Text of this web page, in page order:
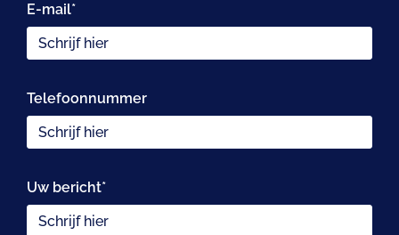
E-mail*
Telefoonnummer
Uw bericht*